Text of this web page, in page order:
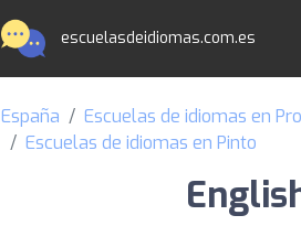
escuelasdeidiomas.com.es
España Escuelas de idiomas en
Escuelas de idiomas en Pinto